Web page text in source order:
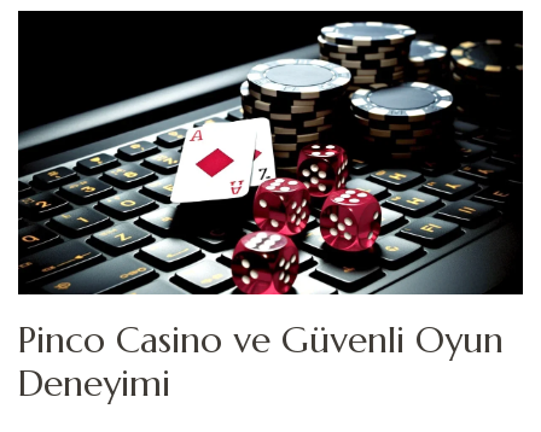
Pinco Casino ve Güvenli Oyun
Deneyimi